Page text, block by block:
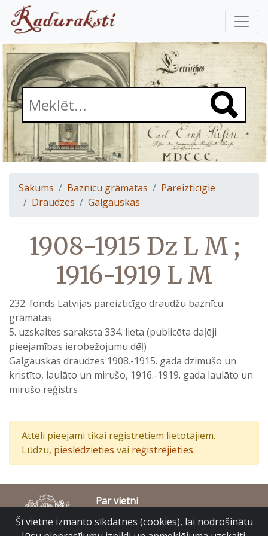
Sākums Baznīcu grāmatas
Pareizticīgie
Draudzes
Galgauskas
1908-1915 Dz L M ;
1916-1919 L M
232. fonds Latvijas pareizticīgo draudžu baznīcu
grāmatas
5. uzskaites saraksta 334. lieta (publicēta daļēji
pieejamības ierobežojumu dēļ)
Galgauskas draudzes 1908.-1915. gada dzimušo un
kristīto, laulāto un mirušo, 1916.-1919. gada laulāto un
mirušo reģistrs
Attēli pieejami tikai reģistrētiem lietotājiem.
Lūdzu, pieslēdzieties vai reģistrējieties.
Par vietni
Piekļūstamības paziņojums
© Latvijas Valsts vēstures arhīvs 2007-2026
Šī vietne izmanto sīkdatnes (cookies), lai nodrošinātu